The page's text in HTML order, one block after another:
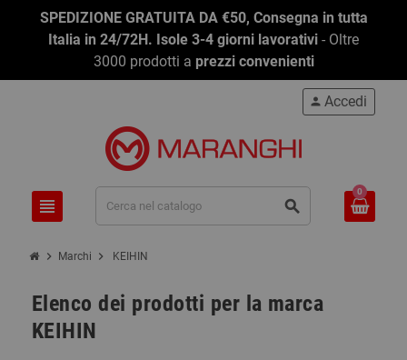
SPEDIZIONE GRATUITA DA €50, Consegna in tutta
Italia in 24/72H. Isole 3-4 giorni lavorativi - Oltre
3000 prodotti a prezzi convenienti
view_headline search
person Accedi
0
chevron_right Marchi chevron_right KEIHIN
Elenco dei prodotti per la marca
KEIHIN